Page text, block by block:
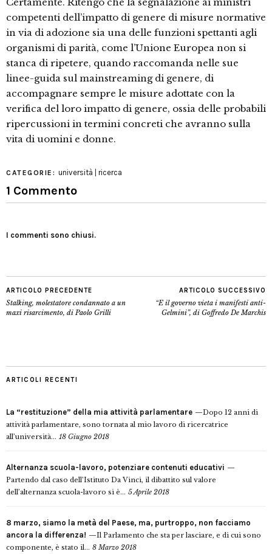
Certamente. Ritengo che la segnalazione ai ministri
competenti dell’impatto di genere di misure normative
in via di adozione sia una delle funzioni spettanti agli
organismi di parità, come l’Unione Europea non si
stanca di ripetere, quando raccomanda nelle sue
linee-guida sul mainstreaming di genere, di
accompagnare sempre le misure adottate con la
verifica del loro impatto di genere, ossia delle probabili
ripercussioni in termini concreti che avranno sulla
vita di uomini e donne.
CATEGORIE: università | ricerca
1 Commento
I commenti sono chiusi.
ARTICOLO PRECEDENTE
Stalking, molestatore condannato a un
maxi risarcimento, di Paolo Grilli
ARTICOLO SUCCESSIVO
“E il governo vieta i manifesti anti-
Gelmini”, di Goffredo De Marchis
ARTICOLI RECENTI
La “restituzione” della mia attività parlamentare
Dopo 12 anni di
attività parlamentare, sono tornata al mio lavoro di ricercatrice
all’università... 18 Giugno 2018
Alternanza scuola-lavoro, potenziare contenuti educativi
Partendo dal caso dell’Istituto Da Vinci, il dibattito sul valore
dell’alternanza scuola-lavoro si è... 5 Aprile 2018
8 marzo, siamo la metà del Paese, ma, purtroppo, non facciamo
ancora la differenza!
Il Parlamento che sta per lasciare, e di cui sono
componente, è stato il... 8 Marzo 2018